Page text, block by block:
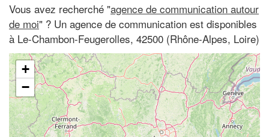
Vous avez recherché "agence de communication autour
de moi" ? Un agence de communication est disponibles
à Le-Chambon-Feugerolles, 42500 (Rhône-Alpes, Loire)
+
−